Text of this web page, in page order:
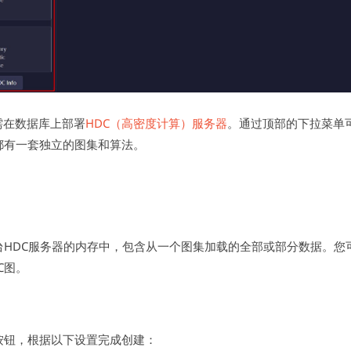
数据库上部署HDC（高密度计算）服务器。通过顶部的下拉菜单
一套独立的图集和算法。
服务器的内存中，包含从一个图集加载的全部或部分数据。您
。
钮，根据以下设置完成创建：